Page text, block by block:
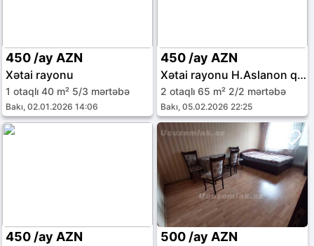
450 /ay AZN
Xətai rayonu
1 otaqlı 40 m² 5/3 mərtəbə
Bakı, 02.01.2026 14:06
450 /ay AZN
Xətai rayonu H.Aslanon qəs.
2 otaqlı 65 m² 2/2 mərtəbə
Bakı, 05.02.2026 22:25
450 /ay AZN 500 /ay AZN